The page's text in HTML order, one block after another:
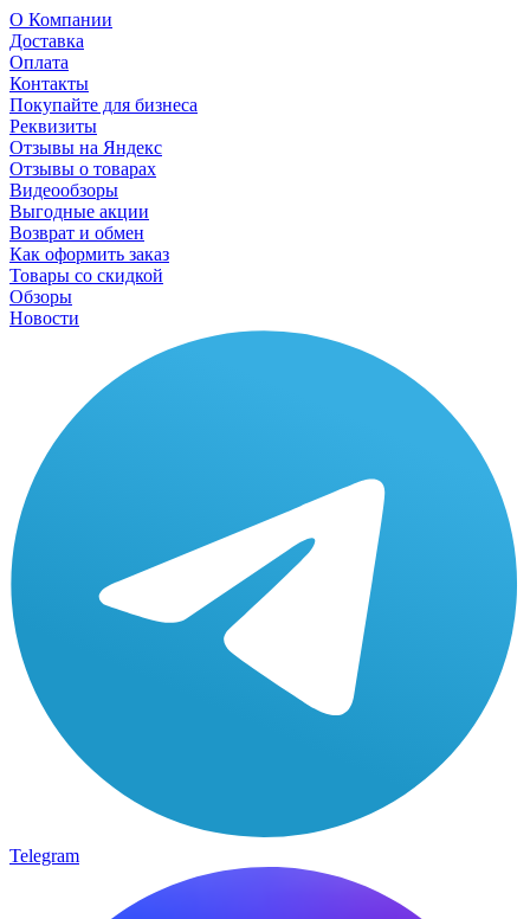
О Компании
Доставка
Оплата
Контакты
Покупайте для бизнеса
Реквизиты
Отзывы на Яндекс
Отзывы о товарах
Видеообзоры
Выгодные акции
Возврат и обмен
Как оформить заказ
Товары со скидкой
Обзоры
Новости
Telegram